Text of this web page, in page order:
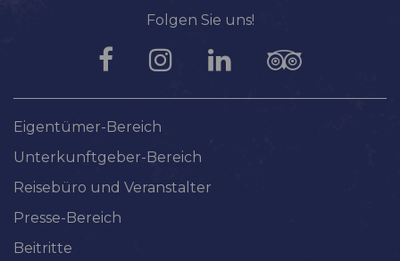
Folgen Sie uns!
Eigentümer-Bereich
Unterkunftgeber-Bereich
Reisebüro und Veranstalter
Presse-Bereich
Beitritte